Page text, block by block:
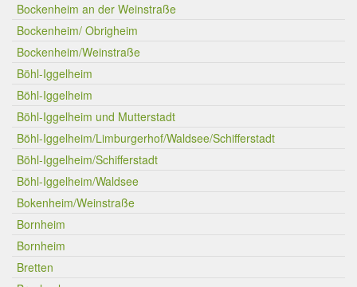
Bockenheim an der Weinstraße
Bockenheim/ Obrigheim
Bockenheim/Weinstraße
Böhl-Iggelheim
Böhl-Iggelheim
Böhl-Iggelheim und Mutterstadt
Böhl-Iggelheim/Limburgerhof/Waldsee/Schifferstadt
Böhl-Iggelheim/Schifferstadt
Böhl-Iggelheim/Waldsee
Bokenheim/Weinstraße
Bornheim
Bornheim
Bretten